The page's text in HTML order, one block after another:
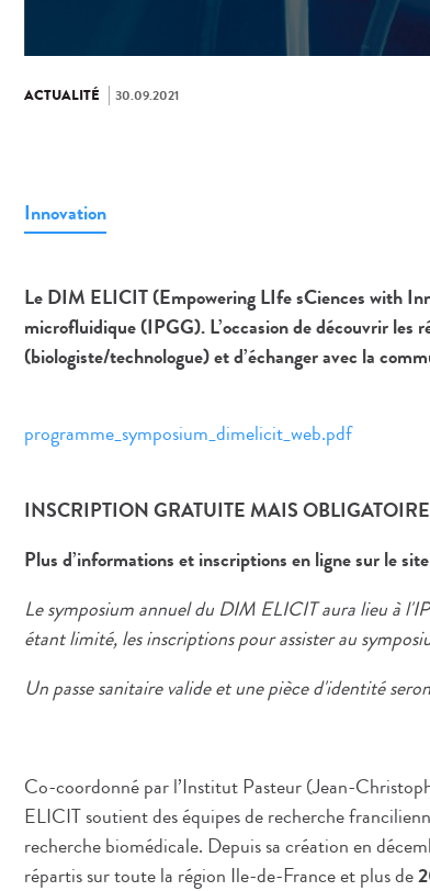
ACTUALITÉ 30.09.2021
Innovation
Le DIM ELICIT (Empowering LIfe sCiences with
microfluidique (IPGG). L’occasion de découvrir les
(biologiste/technologue) et d’échanger avec la
programme_symposium_dimelicit_web.pdf
INSCRIPTION GRATUITE MAIS OBLIGATOIRE
Plus d’informations et inscriptions en ligne sur le
Le symposium annuel du DIM ELICIT aura lieu à
étant limité, les inscriptions pour assister au
Un passe sanitaire valide et une pièce d'identité
Co-coordonné par l’Institut Pasteur (Jean-
ELICIT soutient des équipes de recherche
recherche biomédicale. Depuis sa création en
répartis sur toute la région Ile-de-France et plus de